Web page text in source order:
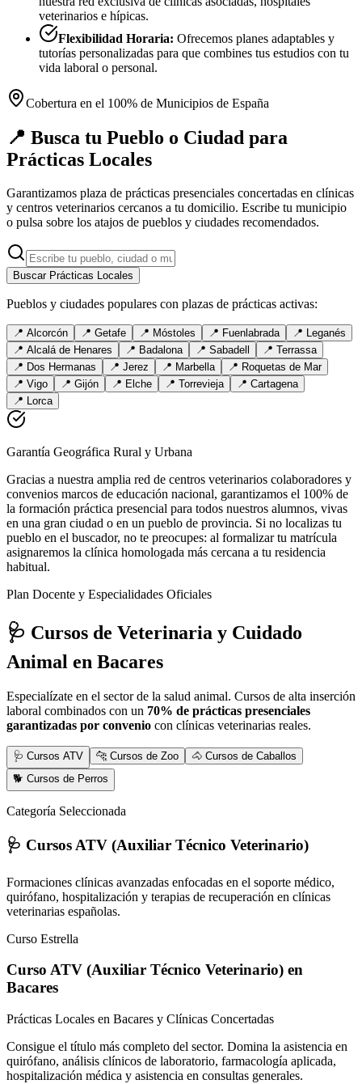
veterinarios e hípicas.
Flexibilidad Horaria: Ofrecemos planes adaptables y
tutorías personalizadas para que combines tus estudios con tu
vida laboral o personal.
Cobertura en el 100% de Municipios de España
📍 Busca tu Pueblo o Ciudad para
Prácticas Locales
Garantizamos plaza de prácticas presenciales concertadas en clínicas
y centros veterinarios cercanos a tu domicilio. Escribe tu municipio
o pulsa sobre los atajos de pueblos y ciudades recomendados.
Buscar Prácticas Locales
Pueblos y ciudades populares con plazas de prácticas activas:
📍 Alcorcón 📍 Getafe 📍 Móstoles 📍 Fuenlabrada 📍 Leganés
📍 Alcalá de Henares 📍 Badalona 📍 Sabadell 📍 Terrassa
📍 Dos Hermanas 📍 Jerez 📍 Marbella 📍 Roquetas de Mar
📍 Vigo 📍 Gijón 📍 Elche 📍 Torrevieja 📍 Cartagena
📍 Lorca
Garantía Geográfica Rural y Urbana
Gracias a nuestra amplia red de centros veterinarios colaboradores y
convenios marcos de educación nacional, garantizamos el 100% de
la formación práctica presencial para todos nuestros alumnos, vivas
en una gran ciudad o en un pueblo de provincia. Si no localizas tu
pueblo en el buscador, no te preocupes: al formalizar tu matrícula
asignaremos la clínica homologada más cercana a tu residencia
habitual.
Plan Docente y Especialidades Oficiales
🩺 Cursos de Veterinaria y Cuidado
Animal en Bacares
Especialízate en el sector de la salud animal. Cursos de alta inserción
laboral combinados con un 70% de prácticas presenciales
garantizadas por convenio con clínicas veterinarias reales.
🩺 Cursos ATV 🐆 Cursos de Zoo
🐴 Cursos de Caballos
🐕 Cursos de Perros
Categoría Seleccionada
🩺 Cursos ATV (Auxiliar Técnico Veterinario)
Formaciones clínicas avanzadas enfocadas en el soporte médico,
quirófano, hospitalización y terapias de recuperación en clínicas
veterinarias españolas.
Curso Estrella
Curso ATV (Auxiliar Técnico Veterinario) en
Bacares
Prácticas Locales en Bacares y Clínicas Concertadas
Consigue el título más completo del sector. Domina la asistencia en
quirófano, análisis clínicos de laboratorio, farmacología aplicada,
hospitalización médica y asistencia en consultas generales.